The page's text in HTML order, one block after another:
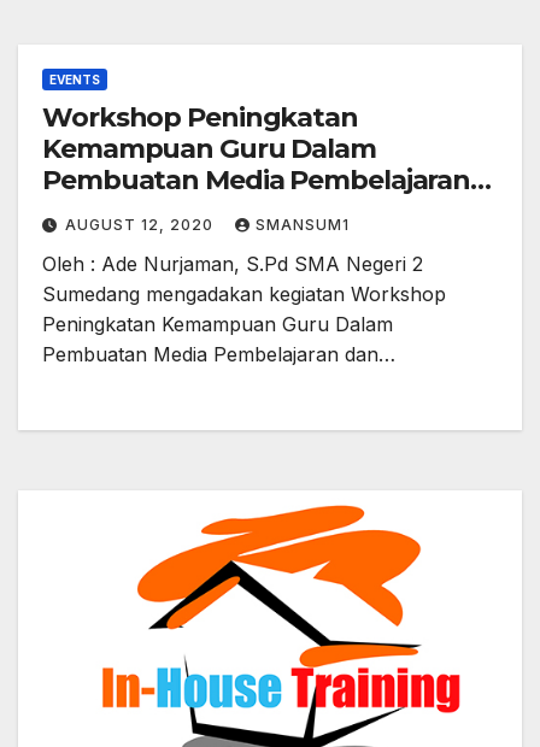
EVENTS
Workshop Peningkatan
Kemampuan Guru Dalam
Pembuatan Media Pembelajaran
dan Sosialisasi Pengelolaan Nilai
Berbasis E-Raport
AUGUST 12, 2020 SMANSUM1
Oleh : Ade Nurjaman, S.Pd SMA Negeri 2
Sumedang mengadakan kegiatan Workshop
Peningkatan Kemampuan Guru Dalam
Pembuatan Media Pembelajaran dan…